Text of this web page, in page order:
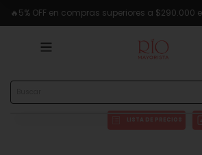
LISTA DE PRECIOS